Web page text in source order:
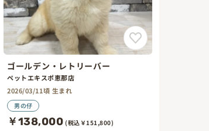
ゴールデン・レトリーバー
ペットエキスポ恵那店
2026/03/11頃 生まれ
男の仔
￥138,000 (税込￥151,800)